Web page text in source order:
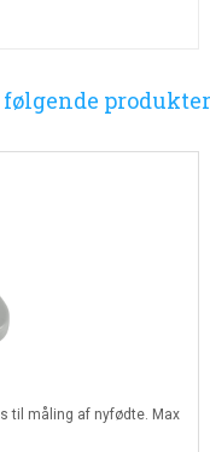
følgende produkter
til måling af nyfødte. Max